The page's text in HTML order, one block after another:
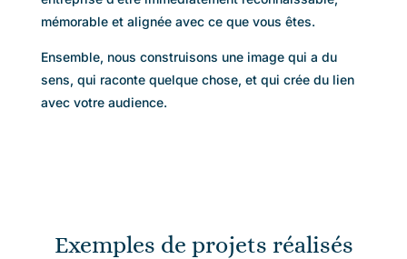
mémorable et alignée avec ce que vous êtes.
Ensemble, nous construisons une image qui a du
sens, qui raconte quelque chose, et qui crée du lien
avec votre audience.
Exemples de projets réalisés